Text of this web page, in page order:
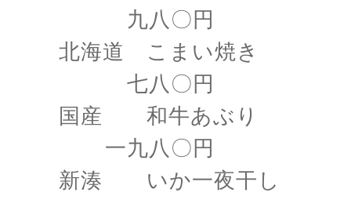
九八〇円
北海道 こまい焼き
七八〇円
国産 和牛あぶり
一九八〇円
新湊 いか一夜干し